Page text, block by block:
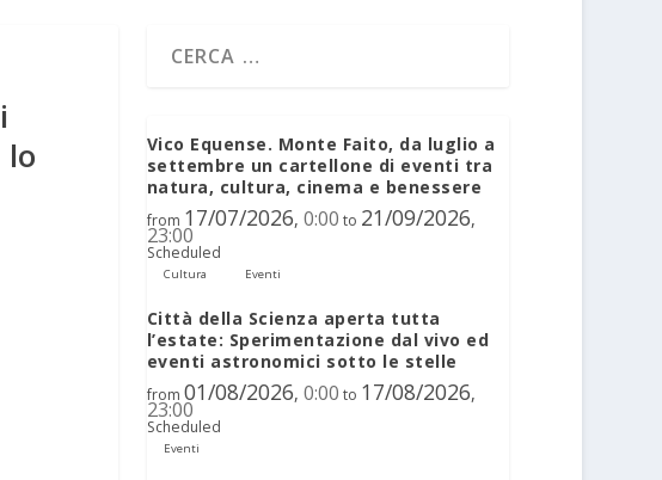
lo
Vico Equense. Monte Faito, da luglio a
settembre un cartellone di eventi tra
natura, cultura, cinema e benessere
from 17/07/2026, 0:00 to 21/09/2026,
23:00
Scheduled
Cultura Eventi
Città della Scienza aperta tutta
l’estate: Sperimentazione dal vivo ed
eventi astronomici sotto le stelle
from 01/08/2026, 0:00 to 17/08/2026,
23:00
Scheduled
Eventi